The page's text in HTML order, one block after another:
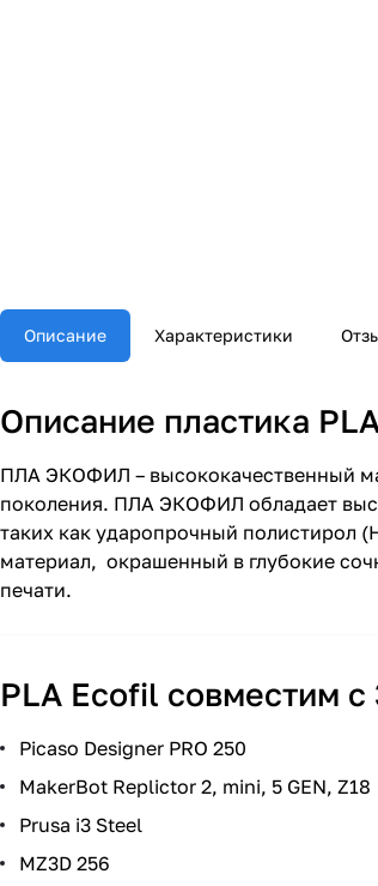
Описание Характеристики
Описание пластика
ПЛА ЭКОФИЛ – высококачественный
поколения. ПЛА ЭКОФИЛ обладает
таких как ударопрочный полистирол
материал, окрашенный в глубокие
печати.
PLA Ecofil совместим
Picaso Designer PRO 250
MakerBot Replictor 2, mini, 5 GEN, Z18
Prusa i3 Steel
MZ3D 256